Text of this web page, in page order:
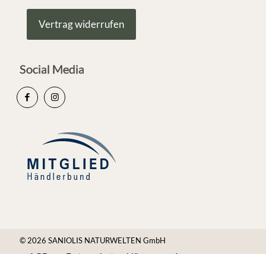
Vertrag widerrufen
Social Media
© 2026 SANIOLIS NATURWELTEN GmbH